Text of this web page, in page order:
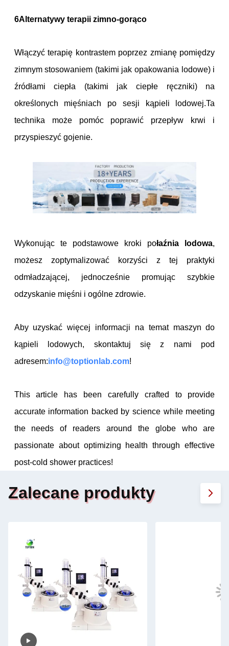
6Alternatywy terapii zimno-gorąco
Włączyć terapię kontrastem poprzez zmianę pomiędzy
zimnym stosowaniem (takimi jak opakowania lodowe) i
źródłami ciepła (takimi jak ciepłe ręczniki) na
określonych mięśniach po sesji kąpieli lodowej.Ta
technika może pomóc poprawić przepływ krwi i
przyspieszyć gojenie.
Wykonując te podstawowe kroki połaźnia lodowa,
możesz zoptymalizować korzyści z tej praktyki
odmładzającej, jednocześnie promując szybkie
odzyskanie mięśni i ogólne zdrowie.
Aby uzyskać więcej informacji na temat maszyn do
kąpieli lodowych, skontaktuj się z nami pod
adresem:info@toptionlab.com!
This article has been carefully crafted to provide
accurate information backed by science while meeting
the needs of readers around the globe who are
passionate about optimizing health through effective
post-cold shower practices!
Zalecane produkty